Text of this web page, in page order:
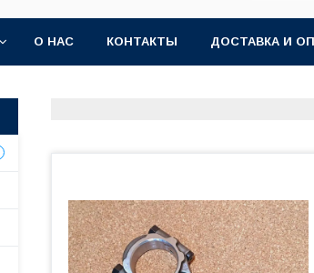
О НАС КОНТАКТЫ ДОСТАВКА И